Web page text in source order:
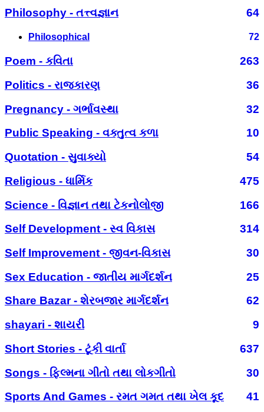
Philosophy - તત્ત્વજ્ઞાન
64
Philosophical 72
Poem - કવિતા
263
Politics - રાજકારણ
36
Pregnancy - ગર્ભાવસ્થા
32
Public Speaking - વક્તુત્વ કળા
10
Quotation - સુવાક્યો
54
Religious - ધાર્મિક
475
Science - વિજ્ઞાન તથા ટેકનોલોજી
166
Self Development - સ્વ વિકાસ
314
Self Improvement - જીવન-વિકાસ
30
Sex Education - જાતીય માર્ગદર્શન
25
Share Bazar - શેરબજાર માર્ગદર્શન
62
shayari - શાયરી
9
Short Stories - ટૂંકી વાર્તા
637
Songs - ફિલ્મના ગીતો તથા લોકગીતો
30
Sports And Games - રમત ગમત તથા ખેલ કૂદ
41